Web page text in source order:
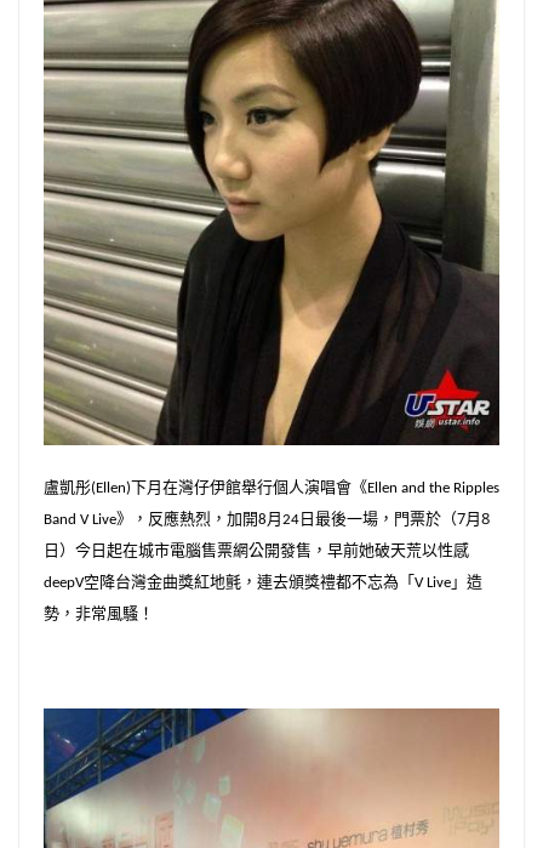
盧凱彤(Ellen)下月在灣仔伊館舉行個人演唱會《Ellen and the Ripples
Band V Live》，反應熱烈，加開8月24日最後一場，門票於（7月8
日）今日起在城市電腦售票網公開發售，早前她破天荒以性感
deepV空降台灣金曲獎紅地氈，連去頒獎禮都不忘為「V Live 」造
勢，非常風騷！